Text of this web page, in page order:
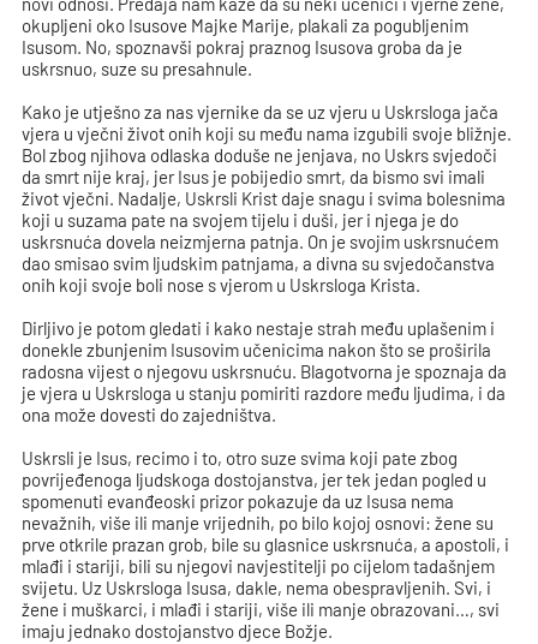
okupljeni oko Isusove Majke Marije, plakali za pogubljenim
Isusom. No, spoznavši pokraj praznog Isusova groba da je
uskrsnuo, suze su presahnule.
Kako je utješno za nas vjernike da se uz vjeru u Uskrsloga jača
vjera u vječni život onih koji su među nama izgubili svoje bližnje.
Bol zbog njihova odlaska doduše ne jenjava, no Uskrs svjedoči
da smrt nije kraj, jer Isus je pobijedio smrt, da bismo svi imali
život vječni. Nadalje, Uskrsli Krist daje snagu i svima bolesnima
koji u suzama pate na svojem tijelu i duši, jer i njega je do
uskrsnuća dovela neizmjerna patnja. On je svojim uskrsnućem
dao smisao svim ljudskim patnjama, a divna su svjedočanstva
onih koji svoje boli nose s vjerom u Uskrsloga Krista.
Dirljivo je potom gledati i kako nestaje strah među uplašenim i
donekle zbunjenim Isusovim učenicima nakon što se proširila
radosna vijest o njegovu uskrsnuću. Blagotvorna je spoznaja da
je vjera u Uskrsloga u stanju pomiriti razdore među ljudima, i da
ona može dovesti do zajedništva.
Uskrsli je Isus, recimo i to, otro suze svima koji pate zbog
povrijeđenoga ljudskoga dostojanstva, jer tek jedan pogled u
spomenuti evanđeoski prizor pokazuje da uz Isusa nema
nevažnih, više ili manje vrijednih, po bilo kojoj osnovi: žene su
prve otkrile prazan grob, bile su glasnice uskrsnuća, a apostoli, i
mlađi i stariji, bili su njegovi navjestitelji po cijelom tadašnjem
svijetu. Uz Uskrsloga Isusa, dakle, nema obespravljenih. Svi, i
žene i muškarci, i mlađi i stariji, više ili manje obrazovani…, svi
imaju jednako dostojanstvo djece Božje.